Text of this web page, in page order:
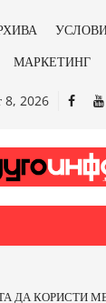
МАРКЕТИНГ
8, 2026
ДА КОРИСТИ